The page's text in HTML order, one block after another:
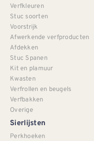
Verfkleuren
Stuc soorten
Voorstrijk
Afwerkende verfproducten
Afdekken
Stuc Spanen
Kit en plamuur
Kwasten
Verfrollen en beugels
Verfbakken
Overige
Sierlijsten
Perkhoeken